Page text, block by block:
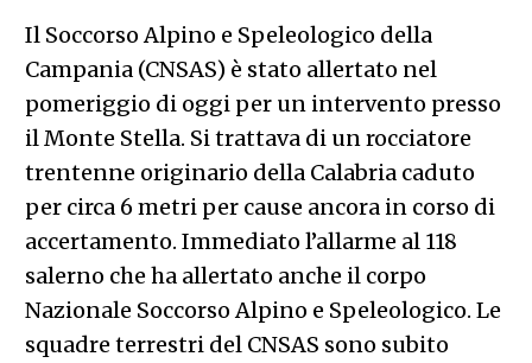
Il Soccorso Alpino e Speleologico della
Campania (CNSAS) è stato allertato nel
pomeriggio di oggi per un intervento presso
il Monte Stella. Si trattava di un rocciatore
trentenne originario della Calabria caduto
per circa 6 metri per cause ancora in corso di
accertamento. Immediato l’allarme al 118
salerno che ha allertato anche il corpo
Nazionale Soccorso Alpino e Speleologico. Le
squadre terrestri del CNSAS sono subito